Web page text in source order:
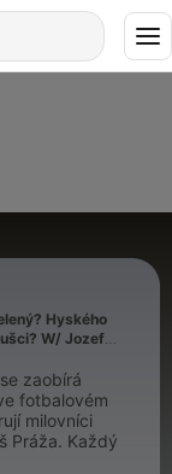
Hyského
W/ Jozef
zaobírá
fotbalovém
milovníci
Práža. Každý